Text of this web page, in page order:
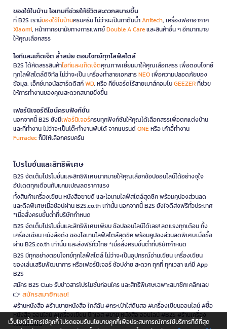
ของใช้ในบ้าน ไอเทมที่ช่วยให้ชีวิตสะดวกสบายขึ้น
ที่ B2S เรามีของใช้ในบ้านครบครัน ไม่ว่าจะเป็นกาต้มน้ำAnitech, เครื่องฟอกอากาศ
Xiaomi, หน้ากากอนามัยทางการแพทย์Double A Careและสินค้าอื่น ๆ อีกมากมาย
ให้คุณเลือกสรร
ไอทีและแก็ดเจ็ต ล้ำสมัย ตอบโจทย์ทุกไลฟ์สไตล์
B2S ได้คัดสรรสินค้าไอทีและแก็ดเจ็ตคุณภาพเยี่ยมมาให้คุณเลือกสรร เพื่อตอบโจทย์
ทุกไลฟ์สไตล์ดิจิทัล ไม่ว่าจะเป็น เครื่องทำลายเอกสารNEOเพื่อความปลอดภัยของ
ข้อมูล, เอ็กซ์เทอนัลฮาร์ดดิสก์WD, หรือ คีย์บอร์ดไร้สายเมาส์คอมโบGEEZERที่ช่วย
ให้การทำงานของคุณสะดวกสบายยิ่งขึ้น
เฟอร์นิเจอร์ดีไซน์ครบฟังก์ชั่น
นอกจากนี้ B2S ยังมีเฟอร์นิเจอร์ครบทุกฟังก์ชันให้คุณได้เลือกสรรเพื่อตกแต่งบ้าน
และที่ทำงาน ไม่ว่าจะเป็นโต๊ะทำงานพับได้ จากแบรนด์ONEหรือ เก้าอี้ทำงาน
Furradecก็มีให้เลือกครบครัน
โปรโมชั่นและสิทธิพิเศษ
B2S จัดเต็มโปรโมชั่นและสิทธิพิเศษมากมายให้คุณเลือกช้อปออนไลน์ได้อย่างจุใจ
อัปเดตทุกเดือนกับแคมเปญลดราคาแรง
ทั้งสินค้าเครื่องเขียน หนังสือขายดี และไอเทมไลฟ์สไตล์สุดชิค พร้อมคูปองส่วนลด
และดีลพิเศษเมื่อช้อปผ่าน B2S.co.th เท่านั้น นอกจากนี้ B2S ยังใจดีส่งฟรีทั่วประเทศ
*เมื่อสั่งครบขั้นต่ำที่บริษัทกำหนด
B2S จัดเต็มโปรโมชั่นและสิทธิพิเศษเพียบ ช้อปออนไลน์ได้เลย! ลดแรงทุกเดือน ทั้ง
เครื่องเขียน หนังสือดัง ของไอเทมไลฟ์สไตล์สุดชิค พร้อมคูปองส่วนลดพิเศษเมื่อซื้อ
ผ่าน B2S.co.th เท่านั้น และส่งฟรีทั่วไทย *เมื่อสั่งครบขั้นต่ำที่บริษัทกำหนด
B2S มีทุกอย่างตอบโจทย์ทุกไลฟ์สไตล์ ไม่ว่าจะเป็นอุปกรณ์อ่านเขียน เครื่องเขียน
ของเล่นเสริมพัฒนาการ หรือเฟอร์นิเจอร์ ช้อปง่าย สะดวก ทุกที่ ทุกเวลา แค่มี App
B2S
สมัคร B2S Club รับข่าวสารโปรโมชั่นก่อนใคร และสิทธิพิเศษเฉพาะสมาชิก! คลิกเลย
👉 สมัครสมาชิกเลย!
#ร้านหนังสือ #ร้านขายหนังสือ ใกล้ฉัน #กระเป๋าใส่ดินสอ #เครื่องเขียนออนไลน์ #ซื้อ
หนังสือ ออนไลน์ #เครื่องเขียน บีทูเอส #ขาย หนังสือ ออนไลน์ #B2S #ร้านเครื่อง
เขียนใกล้ฉัน
เว็บไซต์นี้มีการใช้คุกกี้ โปรดยอมรับนโยบายคุกกี้เพื่อประสบการณ์การใช้บริการที่ดีที่สุด